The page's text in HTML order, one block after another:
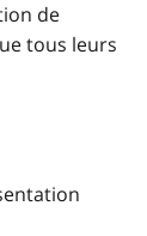
de
tous leurs